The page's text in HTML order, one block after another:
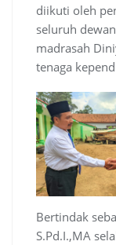
diikuti oleh
seluruh
madrasah
tenaga
Bertindak
S.Pd.I.,MA